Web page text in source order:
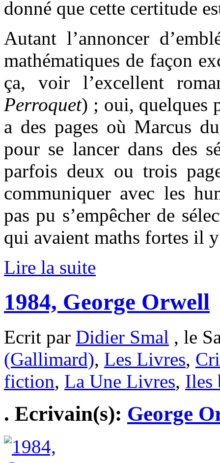
donné que cette certitude
Autant l’annoncer
mathématiques de façon
ça, voir l’excellent
Perroquet) ; oui, quelques
a des pages où Marcus
pour se lancer dans des
parfois deux ou trois
communiquer avec les
pas pu s’empêcher de
qui avaient maths fortes il
Lire la suite
1984, George Orwell
Ecrit par Didier Smal , le
(Gallimard), Les Livres,
fiction, La Une Livres, Iles
. Ecrivain(s): George